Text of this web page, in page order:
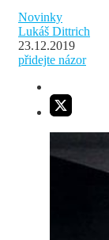
Novinky
Lukáš Dittrich
23.12.2019
přidejte názor